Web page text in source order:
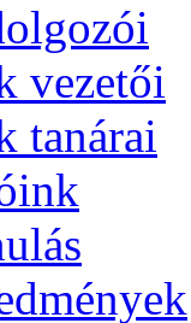
vezetői
tanárai